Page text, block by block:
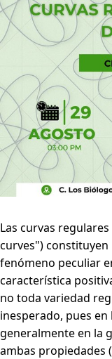
Las curvas
curves")
fenómeno peculiar
característica
no toda variedad
inesperado, pues
generalmente en la
ambas propiedades